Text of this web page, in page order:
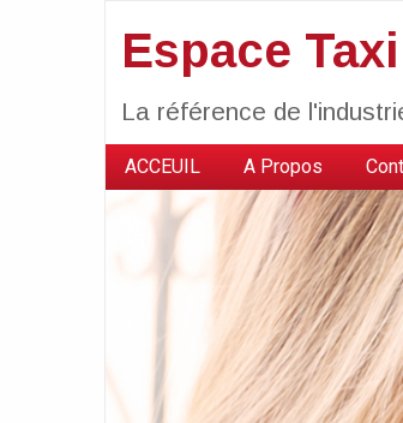
Espace Taxi
La référence de
ACCEUIL A Propos